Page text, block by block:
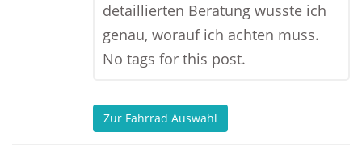
detaillierten Beratung wusste ich
genau, worauf ich achten muss.
No tags for this post.
Zur Fahrrad Auswahl